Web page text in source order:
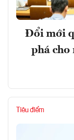
Đổi mới
phá cho
Tiêu điểm